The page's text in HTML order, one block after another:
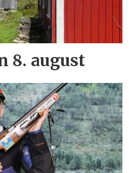
8. august